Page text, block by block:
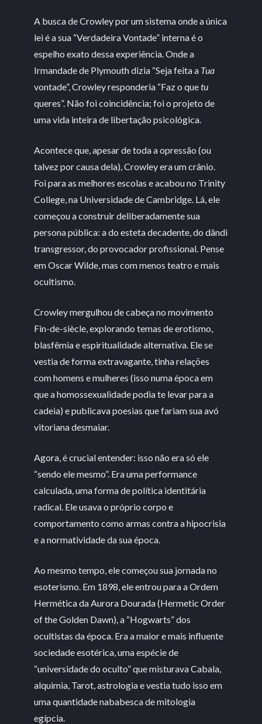
A busca de Crowley por um sistema onde a única
lei é a sua “Verdadeira Vontade” interna é o
espelho exato dessa experiência. Onde a
Irmandade de Plymouth dizia “Seja feita a Tua
vontade”, Crowley responderia “Faz o quetu
queres”. Não foi coincidência; foi o projeto de
uma vida inteira de libertação psicológica.
Acontece que, apesar de toda a opressão (ou
talvez por causa dela), Crowley era um crânio.
Foi para as melhores escolas e acabou no Trinity
College, na Universidade de Cambridge. Lá, ele
começou a construir deliberadamente sua
persona pública: a do esteta decadente, do dândi
transgressor, do provocador profissional. Pense
em Oscar Wilde, mas com menos teatro e mais
ocultismo.
Crowley mergulhou de cabeça no movimento
Fin-de-siècle, explorando temas de erotismo,
blasfêmia e espiritualidade alternativa. Ele se
vestia de forma extravagante, tinha relações
com homens e mulheres (isso numa época em
que a homossexualidade podia te levar para a
cadeia) e publicava poesias que fariam sua avó
vitoriana desmaiar.
Agora, é crucial entender: isso não era só ele
“sendo ele mesmo”. Era uma performance
calculada, uma forma de política identitária
radical. Ele usava o próprio corpo e
comportamento como armas contra a hipocrisia
e a normatividade da sua época.
Ao mesmo tempo, ele começou sua jornada no
esoterismo. Em 1898, ele entrou para a Ordem
Hermética da Aurora Dourada (Hermetic Order
of the Golden Dawn), a “Hogwarts” dos
ocultistas da época. Era a maior e mais influente
sociedade esotérica, uma espécie de
“universidade do oculto” que misturava Cabala,
alquimia, Tarot, astrologia e vestia tudo isso em
uma quantidade nababesca de mitologia
egípcia.